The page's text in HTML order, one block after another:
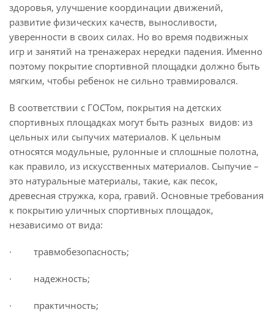
здоровья, улучшение координации движений,
развитие физических качеств, выносливости,
уверенности в своих силах. Но во время подвижных
игр и занятий на тренажерах нередки падения. Именно
поэтому покрытие спортивной площадки должно быть
мягким, чтобы ребенок не сильно травмировался.
В соответствии с ГОСТом, покрытия на детских
спортивных площадках могут быть разных видов: из
цельных или сыпучих материалов. К цельным
относятся модульные, рулонные и сплошные полотна,
как правило, из искусственных материалов. Сыпучие –
это натуральные материалы, такие, как песок,
древесная стружка, кора, гравий. Основные требования
к покрытию уличных спортивных площадок,
независимо от вида:
· травмобезопасность;
· надежность;
· практичность;